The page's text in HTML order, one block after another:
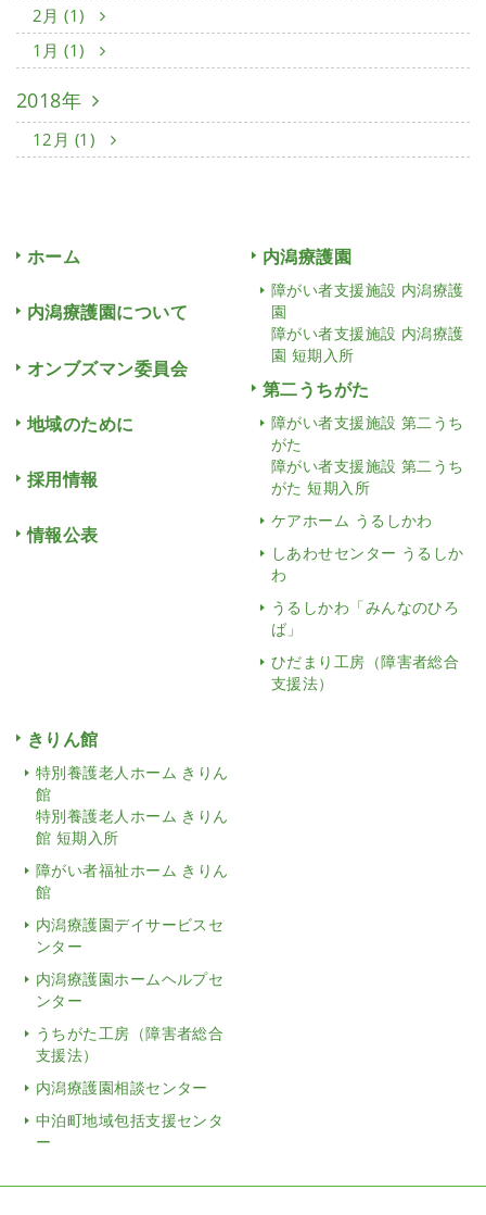
2月 (1)
1月 (1)
2018年
12月 (1)
ホーム
内潟療護園について
オンブズマン委員会
地域のために
採用情報
情報公表
内潟療護園
障がい者支援施設 内潟療護
園
障がい者支援施設 内潟療護
園 短期入所
第二うちがた
障がい者支援施設 第二うち
がた
障がい者支援施設 第二うち
がた 短期入所
ケアホーム うるしかわ
しあわせセンター うるしか
わ
うるしかわ「みんなのひろ
ば」
ひだまり工房（障害者総合
支援法）
きりん館
特別養護老人ホーム きりん
館
特別養護老人ホーム きりん
館 短期入所
障がい者福祉ホーム きりん
館
内潟療護園デイサービスセ
ンター
内潟療護園ホームヘルプセ
ンター
うちがた工房（障害者総合
支援法）
内潟療護園相談センター
中泊町地域包括支援センタ
ー